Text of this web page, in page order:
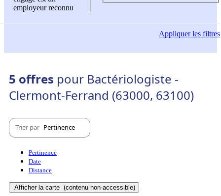
employeur reconnu
Appliquerles filtres
5 offres pour Bactériologiste -
Clermont-Ferrand (63000, 63100)
Trier par Pertinence
Pertinence
Date
Distance
Afficher la carte (contenu non-accessible)